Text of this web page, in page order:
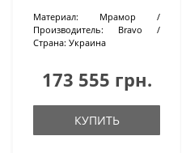
Материал:
Мрамор
Производитель:
Bravo
Страна: Украина
173 555 грн.
КУПИТЬ